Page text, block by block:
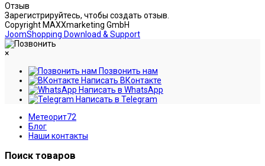
Отзыв
Зарегистрируйтесь, чтобы создать отзыв.
Copyright MAXXmarketing GmbH
JoomShopping Download & Support
×
Позвонить нам
Написать ВКонтакте
Написать в WhatsApp
Написать в Telegram
Метеорит72
Блог
Наши контакты
Поиск товаров